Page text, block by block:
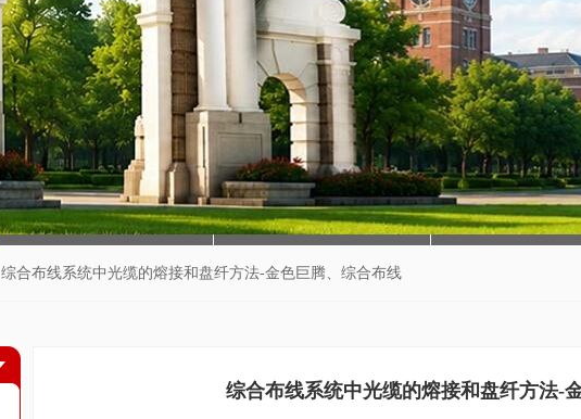
综合布线系统中光缆的熔接和盘纤方法-金色巨腾、综合布线
综合布线系统中光缆的熔接和盘纤方法-